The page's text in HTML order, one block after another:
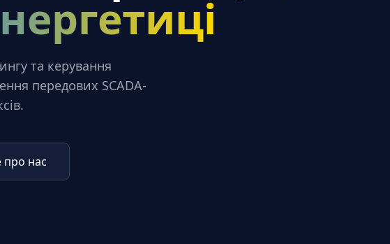
та керування
передових SCADA-
про нас